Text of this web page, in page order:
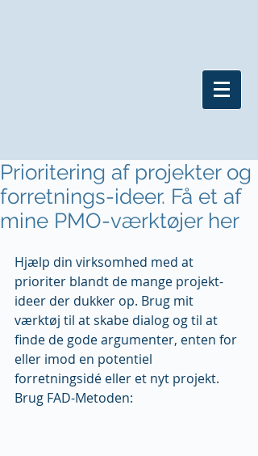
Prioritering af projekter og
forretnings-ideer. Få et af
mine PMO-værktøjer her
Hjælp din virksomhed med at
prioriter blandt de mange projekt-
ideer der dukker op. Brug mit
værktøj til at skabe dialog og til at
finde de gode argumenter, enten for
eller imod en potentiel
forretningsidé eller et nyt projekt.
Brug FAD-Metoden: